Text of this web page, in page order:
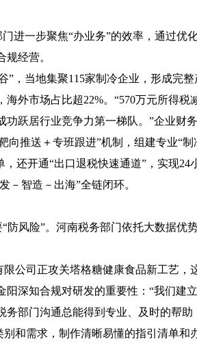
进一步聚焦“办业务”的效率，通过优
经营。
”，当地集聚115家制冷企业，形成完
海外市场占比超22%。“570万元所得
跃居行业竞争力第一梯队。”企业财
向推送＋专班跟进”机制，组建专业“
还开通“出口退税快速通道”，实现
－智造－出海”全链闭环。
“防风险”。河南税务部门依托大数据优
公司正攻关塔格糖健康食品新工艺，
深知合规对研发的重要性： “我们建
务部门沟通总能得到专业、及时的帮助
和需求，制作清晰易懂的指引清单和